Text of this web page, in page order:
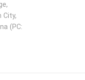
City,
(PC: